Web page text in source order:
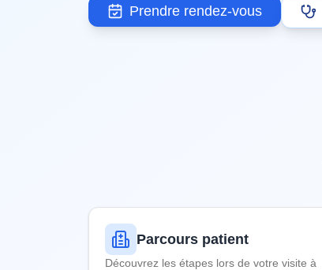
Prendre rendez-vous
Parcours patient
Découvrez les étapes lors de votre visite à